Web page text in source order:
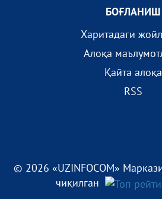
БОҒЛАНИШ
Харитадаги
Алоқа
Қайта алоқа
RSS
© 2026 «UZINFOCOM»
чиқилган